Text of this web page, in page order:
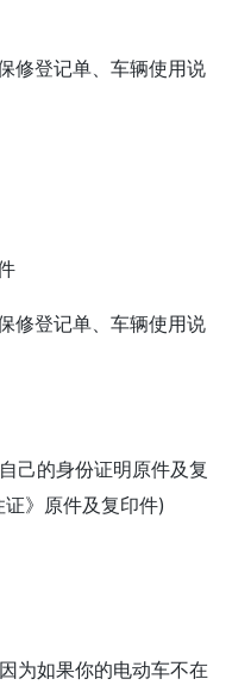
修登记单、车辆使用说
修登记单、车辆使用说
己的身份证明原件及复
》原件及复印件)
为如果你的电动车不在